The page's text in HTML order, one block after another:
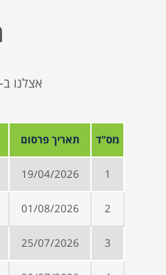
מס"ד תאריך פרסום
1
19/04/2026
2
01/08/2026
3
25/07/2026